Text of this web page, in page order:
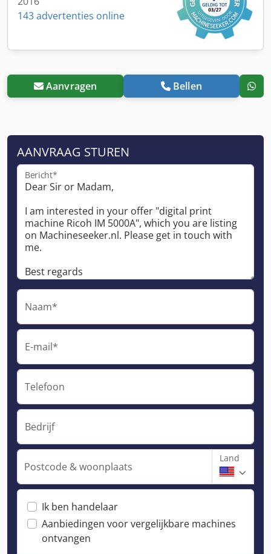
143 advertenties online
Aanvragen Bellen
AANVRAAG STUREN
Bericht*
Naam*
E-mail*
Telefoon
Bedrijf
Postcode & woonplaats
Land
Ik ben handelaar
Aanbiedingen voor vergelijkbare machines
ontvangen